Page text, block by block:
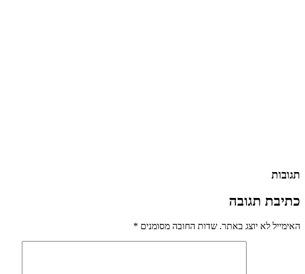
תגובות
כתיבת תגובה
האימייל לא יוצג באתר. שדות החובה מסומנים *